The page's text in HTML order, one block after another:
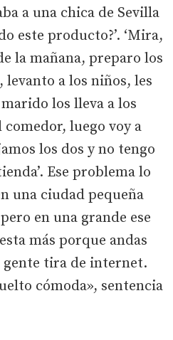
a una chica de Sevilla
este producto?’. ‘Mira,
la mañana, preparo los
levanto a los niños, les
los lleva a los
comedor, luego voy a
los dos y no tengo
Ese problema lo
una ciudad pequeña
en una grande ese
más porque andas
gente tira de internet.
cómoda», sentencia